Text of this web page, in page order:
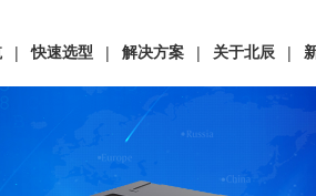
| 快速选型 | 解决方案 | 关于北辰 |